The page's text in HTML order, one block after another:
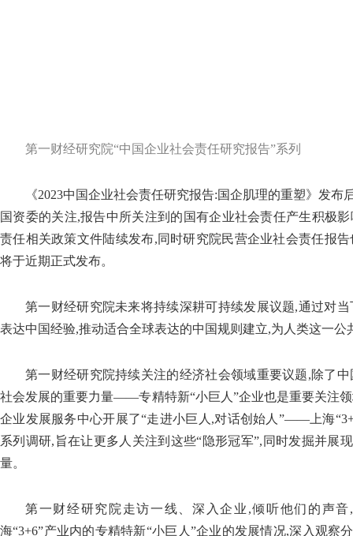
第一财经研究院“中国企业社会责任研究报告”系列
《2023中国企业社会责任研究报告:国企肌理的重塑》发
国资委的关注,报告中所关注到的国有企业社会责任产生积极
责任相关政策文件陆续发布,同时研究院民营企业社会责任报
将于近期正式发布。
第一财经研究院未来将持续深耕可持续发展议题,通过对
表达中国经验,推动适合全球表达的中国规则建立,为人类这一公
第一财经研究院持续关注的经济社会领域重要议题,除了
社会发展的重要力量——专精特新“小巨人”企业也是重要关注
企业发展服务中心开展了“走进小巨人,对话创始人”——上海
系列调研,旨在让更多人关注到这些“隐形冠军”,同时发掘并展
量。
第一财经研究院走访一线、深入企业,倾听他们的声
海“3+6”产业内的专精特新“小巨人”企业的发展情况,深入观察